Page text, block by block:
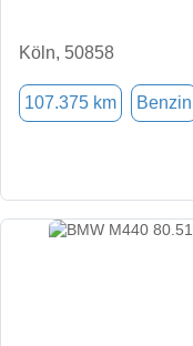
Köln, 50858
107.375 km Benzin